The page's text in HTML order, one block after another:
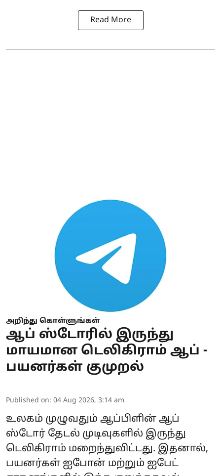
Read More
அறிந்து கொள்ளுங்கள்
ஆப் ஸ்டோரில் இருந்து
மாயமான டெலிகிராம் ஆப் -
பயனர்கள் குமுறல்
Published on: 04 Aug 2026, 3:14 am
உலகம் முழுவதும் ஆப்பிளின் ஆப்
ஸ்டோர் தேடல் முடிவுகளில் இருந்து
டெலிகிராம் மறைந்துவிட்டது. இதனால்,
பயனர்கள் ஐபோன் மற்றும் ஐபேட்